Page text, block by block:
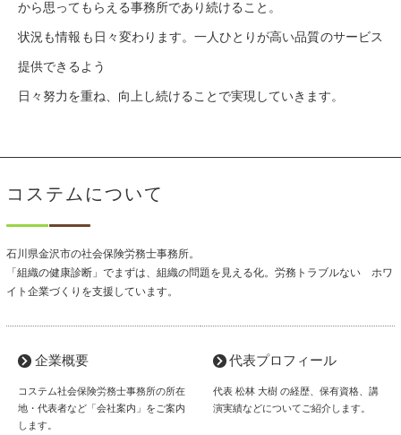
から思ってもらえる事務所であり続けること。
状況も情報も日々変わります。一人ひとりが高い品質のサービス
提供できるよう
日々努力を重ね、向上し続けることで実現していきます。
コステムについて
石川県金沢市の社会保険労務士事務所。
「組織の健康診断」でまずは、組織の問題を見える化。労務トラブルない ホワ
イト企業づくりを支援しています。
企業概要
コステム社会保険労務士事務所の所在
地・代表者など「会社案内」をご案内
します。
代表プロフィール
代表 松林 大樹 の経歴、保有資格、講
演実績などについてご紹介します。